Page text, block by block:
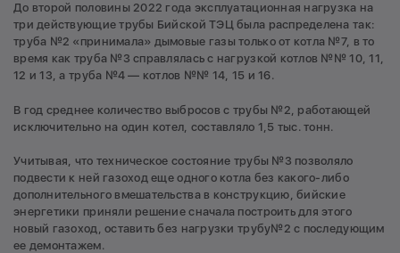
До второй половины 2022 года эксплуатационная нагрузка на
три действующие трубы Бийской ТЭЦ была распределена так:
труба №2 «принимала» дымовые газы только от котла №7, в то
время как труба №3 справлялась с нагрузкой котлов №№ 10, 11,
12 и 13, а труба №4 — котлов №№ 14, 15 и 16.
В год среднее количество выбросов с трубы №2, работающей
исключительно на один котел, составляло 1,5 тыс. тонн.
Учитывая, что техническое состояние трубы №3 позволяло
подвести к ней газоход еще одного котла без какого-либо
дополнительного вмешательства в конструкцию, бийские
энергетики приняли решение сначала построить для этого
новый газоход, оставить без нагрузки трубу№2 с последующим
ее демонтажем.